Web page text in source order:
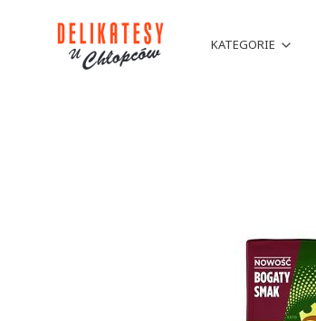
KATEGORIE